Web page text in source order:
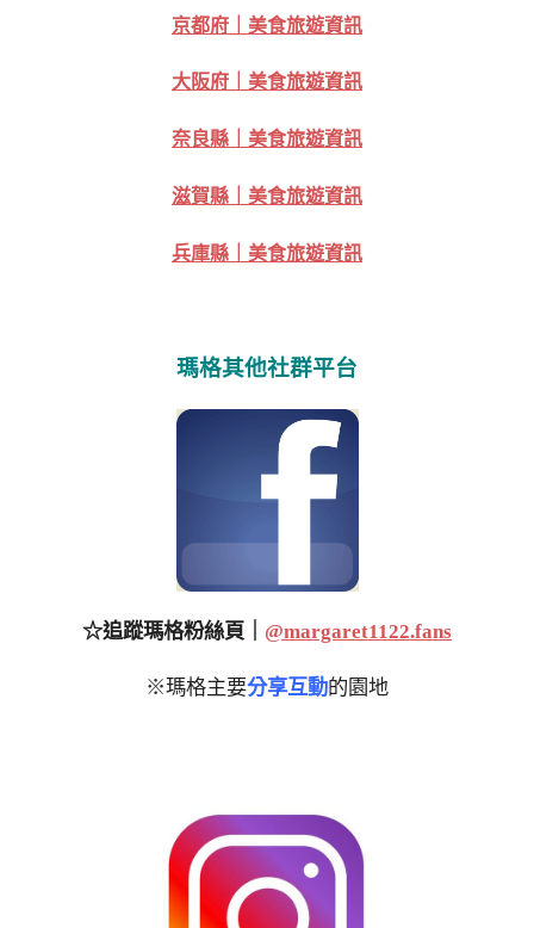
京都府｜美食旅遊資訊
大阪府｜美食旅遊資訊
奈良縣｜美食旅遊資訊
滋賀縣｜美食旅遊資訊
兵庫縣｜美食旅遊資訊
瑪格其他社群平台
☆追蹤瑪格粉絲頁｜ @margaret1122.fans
※瑪格主要分享互動的園地